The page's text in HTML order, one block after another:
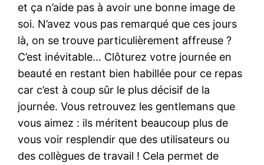
et ça n’aide pas à avoir une bonne image de
soi. N’avez vous pas remarqué que ces jours
là, on se trouve particulièrement affreuse ?
C’est inévitable… Clôturez votre journée en
beauté en restant bien habillée pour ce repas
car c’est à coup sûr le plus décisif de la
journée. Vous retrouvez les gentlemans que
vous aimez : ils méritent beaucoup plus de
vous voir resplendir que des utilisateurs ou
des collègues de travail ! Cela permet de